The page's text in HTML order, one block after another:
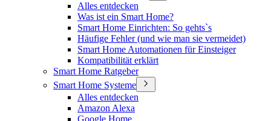
Alles entdecken
Was ist ein Smart Home?
Smart Home Einrichten: So gehts`s
Häufige Fehler (und wie man sie vermeidet)
Smart Home Automationen für Einsteiger
Kompatibilität erklärt
Smart Home Ratgeber
Smart Home Systeme
Alles entdecken
Amazon Alexa
Google Home